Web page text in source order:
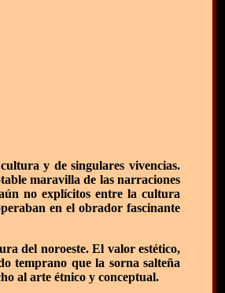
y de singulares vivencias.
maravilla de las narraciones
no explícitos entre la cultura
en el obrador fascinante
del noroeste. El valor estético,
temprano que la sorna salteña
al arte étnico y conceptual.